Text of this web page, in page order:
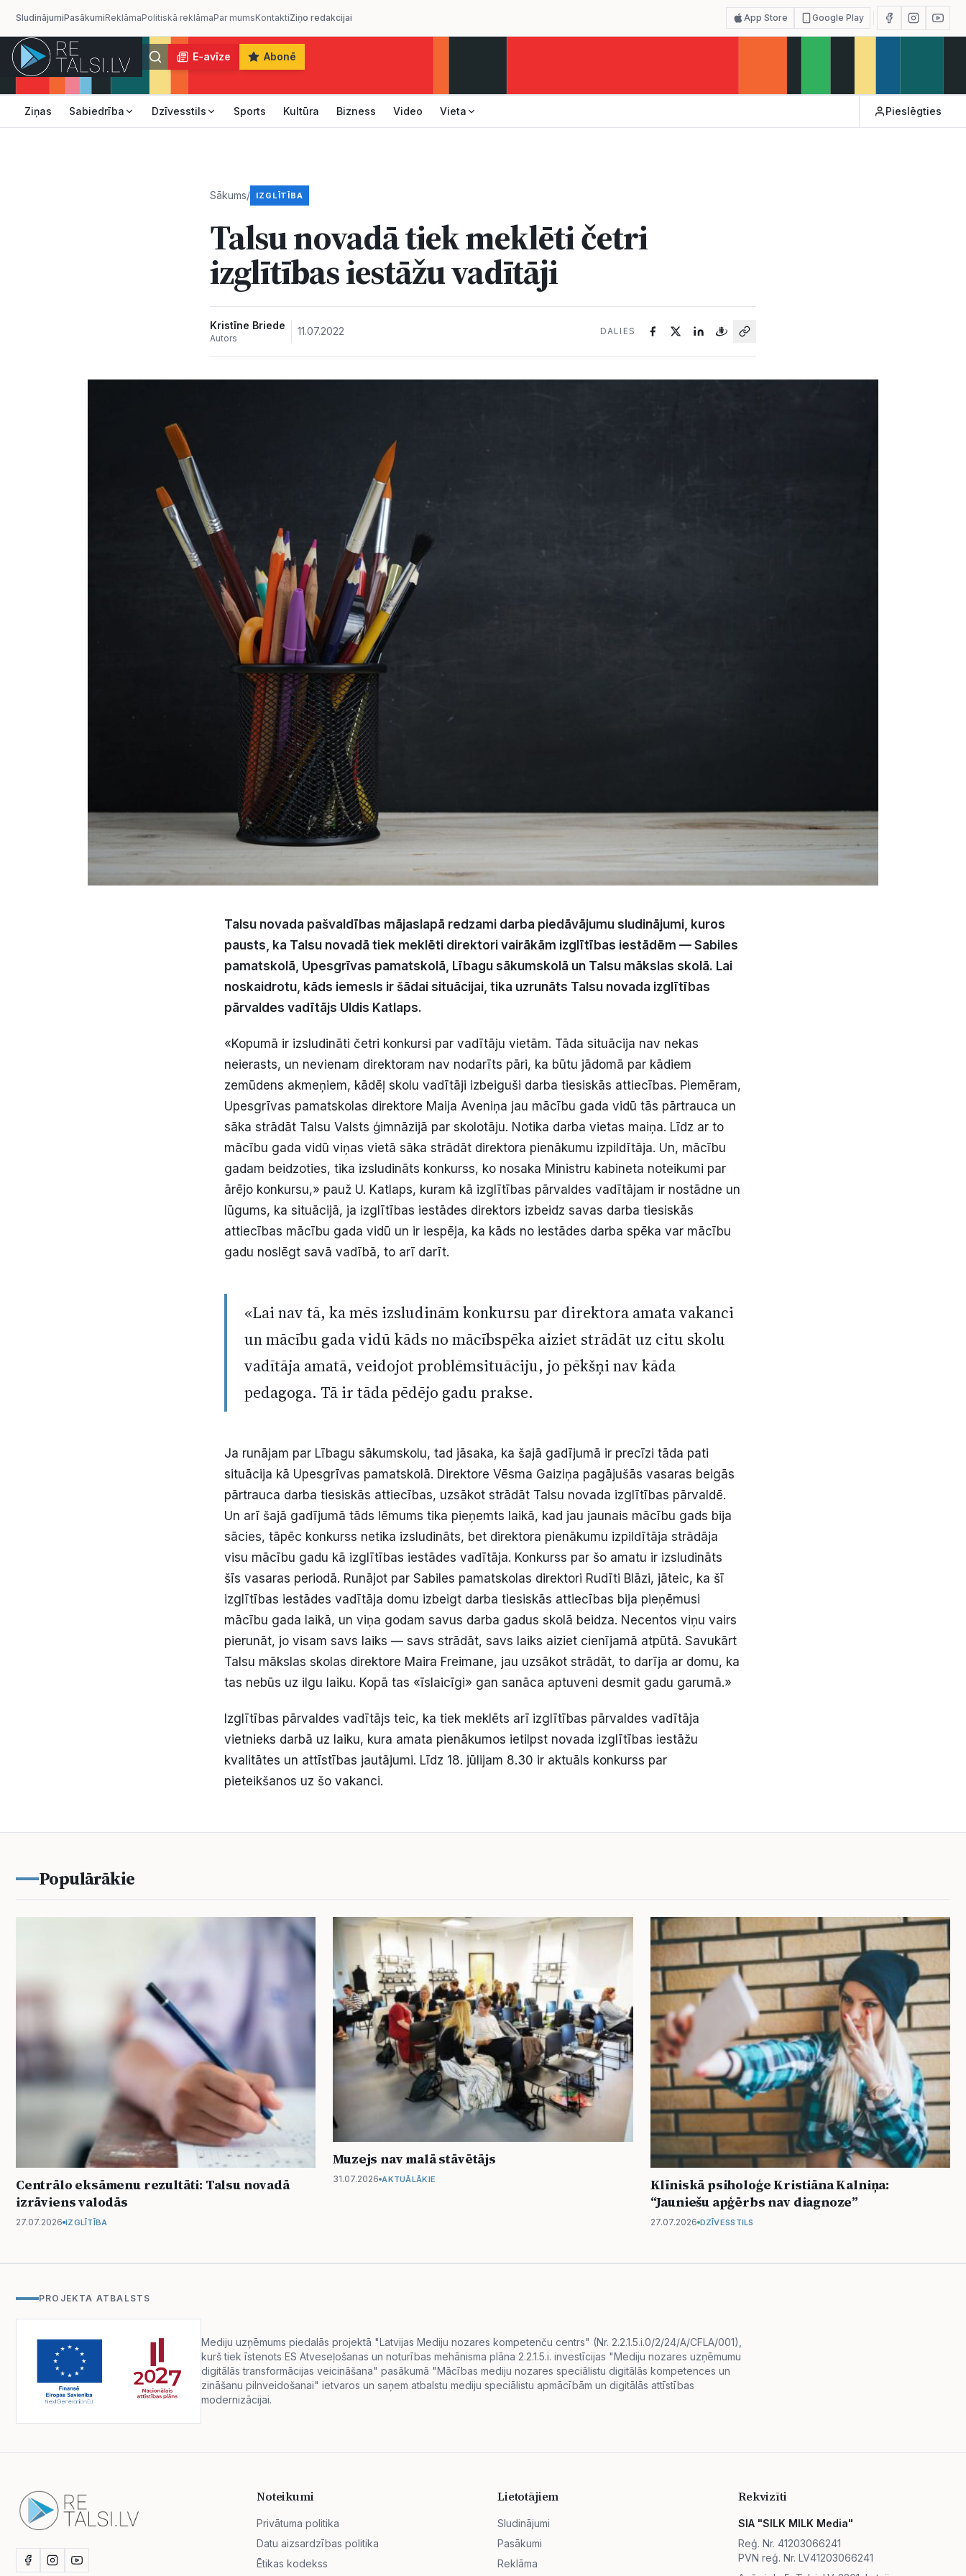
SludinājumiPasākumiReklāmaPolitiskā reklāmaPar mumsKontaktiZiņo redakcijai App Store Google Play
E-avīze Abonē
Ziņas Sabiedrība Dzīvesstils Sports Kultūra Bizness Video Vieta Pieslēgties
Sākums/ IZGLĪTĪBA
Talsu novadā tiek meklēti četri
izglītības iestāžu vadītāji
Kristīne Briede
Autors
11.07.2022 DALIES
Talsu novada pašvaldības mājaslapā redzami darba piedāvājumu sludinājumi, kuros
pausts, ka Talsu novadā tiek meklēti direktori vairākām izglītības iestādēm — Sabiles
pamatskolā, Upesgrīvas pamatskolā, Lībagu sākumskolā un Talsu mākslas skolā. Lai
noskaidrotu, kāds iemesls ir šādai situācijai, tika uzrunāts Talsu novada izglītības
pārvaldes vadītājs Uldis Katlaps.
«Kopumā ir izsludināti četri konkursi par vadītāju vietām. Tāda situācija nav nekas
neierasts, un nevienam direktoram nav nodarīts pāri, ka būtu jādomā par kādiem
zemūdens akmeņiem, kādēļ skolu vadītāji izbeiguši darba tiesiskās attiecības. Piemēram,
Upesgrīvas pamatskolas direktore Maija Aveniņa jau mācību gada vidū tās pārtrauca un
sāka strādāt Talsu Valsts ģimnāzijā par skolotāju. Notika darba vietas maiņa. Līdz ar to
mācību gada vidū viņas vietā sāka strādāt direktora pienākumu izpildītāja. Un, mācību
gadam beidzoties, tika izsludināts konkurss, ko nosaka Ministru kabineta noteikumi par
ārējo konkursu,» pauž U. Katlaps, kuram kā izglītības pārvaldes vadītājam ir nostādne un
lūgums, ka situācijā, ja izglītības iestādes direktors izbeidz savas darba tiesiskās
attiecības mācību gada vidū un ir iespēja, ka kāds no iestādes darba spēka var mācību
gadu noslēgt savā vadībā, to arī darīt.
«Lai nav tā, ka mēs izsludinām konkursu par direktora amata vakanci
un mācību gada vidū kāds no mācībspēka aiziet strādāt uz citu skolu
vadītāja amatā, veidojot problēmsituāciju, jo pēkšņi nav kāda
pedagoga. Tā ir tāda pēdējo gadu prakse.
Ja runājam par Lībagu sākumskolu, tad jāsaka, ka šajā gadījumā ir precīzi tāda pati
situācija kā Upesgrīvas pamatskolā. Direktore Vēsma Gaiziņa pagājušās vasaras beigās
pārtrauca darba tiesiskās attiecības, uzsākot strādāt Talsu novada izglītības pārvaldē.
Un arī šajā gadījumā tāds lēmums tika pieņemts laikā, kad jau jaunais mācību gads bija
sācies, tāpēc konkurss netika izsludināts, bet direktora pienākumu izpildītāja strādāja
visu mācību gadu kā izglītības iestādes vadītāja. Konkurss par šo amatu ir izsludināts
šīs vasaras periodā. Runājot par Sabiles pamatskolas direktori Rudīti Blāzi, jāteic, ka šī
izglītības iestādes vadītāja domu izbeigt darba tiesiskās attiecības bija pieņēmusi
mācību gada laikā, un viņa godam savus darba gadus skolā beidza. Necentos viņu vairs
pierunāt, jo visam savs laiks — savs strādāt, savs laiks aiziet cienījamā atpūtā. Savukārt
Talsu mākslas skolas direktore Maira Freimane, jau uzsākot strādāt, to darīja ar domu, ka
tas nebūs uz ilgu laiku. Kopā tas «īslaicīgi» gan sanāca aptuveni desmit gadu garumā.»
Izglītības pārvaldes vadītājs teic, ka tiek meklēts arī izglītības pārvaldes vadītāja
vietnieks darbā uz laiku, kura amata pienākumos ietilpst novada izglītības iestāžu
kvalitātes un attīstības jautājumi. Līdz 18. jūlijam 8.30 ir aktuāls konkurss par
pieteikšanos uz šo vakanci.
Populārākie
Centrālo eksāmenu rezultāti: Talsu novadā
izrāviens valodās
27.07.2026 IZGLĪTĪBA
Muzejs nav malā stāvētājs
31.07.2026 AKTUĀLĀKIE
Klīniskā psiholoģe Kristiāna Kalniņa:
“Jauniešu apģērbs nav diagnoze”
27.07.2026 DZĪVESSTILS
PROJEKTA ATBALSTS
Mediju uzņēmums piedalās projektā "Latvijas Mediju nozares kompetenču centrs" (Nr. 2.2.1.5.i.0/2/24/A/CFLA/001),
kurš tiek īstenots ES Atveseļošanas un noturības mehānisma plāna 2.2.1.5.i. investīcijas "Mediju nozares uzņēmumu
digitālās transformācijas veicināšana" pasākumā "Mācības mediju nozares speciālistu digitālās kompetences un
zināšanu pilnveidošanai" ietvaros un saņem atbalstu mediju speciālistu apmācībām un digitālās attīstības
modernizācijai.
Noteikumi
Privātuma politika
Datu aizsardzības politika
Ētikas kodekss
Lietotājiem
Sludinājumi
Pasākumi
Reklāma
Rekvizīti
SIA "SILK MILK Media"
Reģ. Nr. 41203066241
PVN reģ. Nr. LV41203066241